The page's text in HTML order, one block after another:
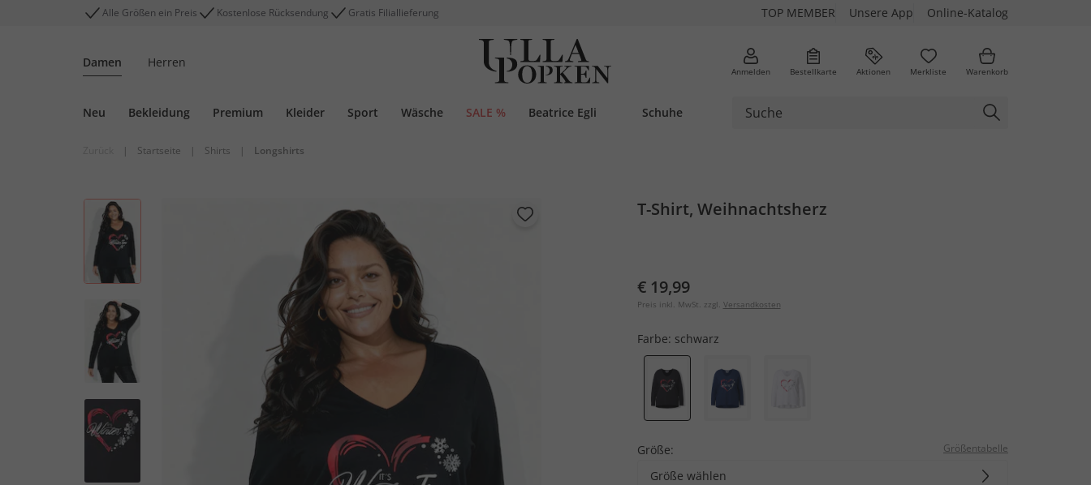
Alle Größen ein Preis Kostenlose Rücksendung Gratis Filiallieferung TOP MEMBER Unsere App Online-Katalog
Damen Herren
Anmelden Bestellkarte Aktionen Merkliste Warenkorb
Neu Bekleidung Premium Kleider Sport Wäsche SALE % Beatrice Egli Schuhe
| Startseite | Shirts | Longshirts
T-Shirt, Weihnachtsherz
€ 19,99
Preis inkl. MwSt. zzgl. Versandkosten
Farbe: schwarz
Größe: Größentabelle
Größe wählen